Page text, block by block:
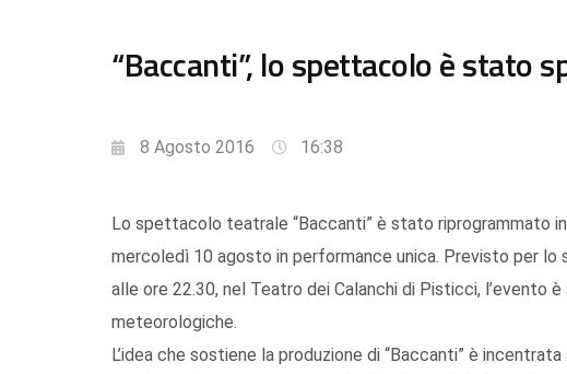
“Baccanti”, lo spettacolo è stato
8 Agosto 2016 16:38
Lo spettacolo teatrale “Baccanti” è stato riprogrammato
mercoledì 10 agosto in performance unica. Previsto per
alle ore 22.30, nel Teatro dei Calanchi di Pisticci, l’evento
meteorologiche.
L’idea che sostiene la produzione di “Baccanti” è